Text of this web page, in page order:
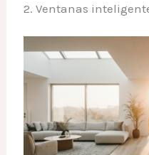
2. Ventanas